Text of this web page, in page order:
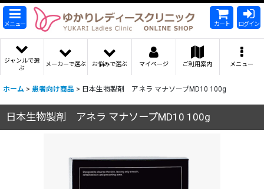
メニュー カート ログイン
ジャンルで選
ぶ
メーカーで選ぶ お悩みで選ぶ マイページ ご利用案内 メニュー
ホーム > 患者向け商品 > 日本生物製剤 アネラ マナソープMD10 100g
日本生物製剤 アネラ マナソープMD10 100g